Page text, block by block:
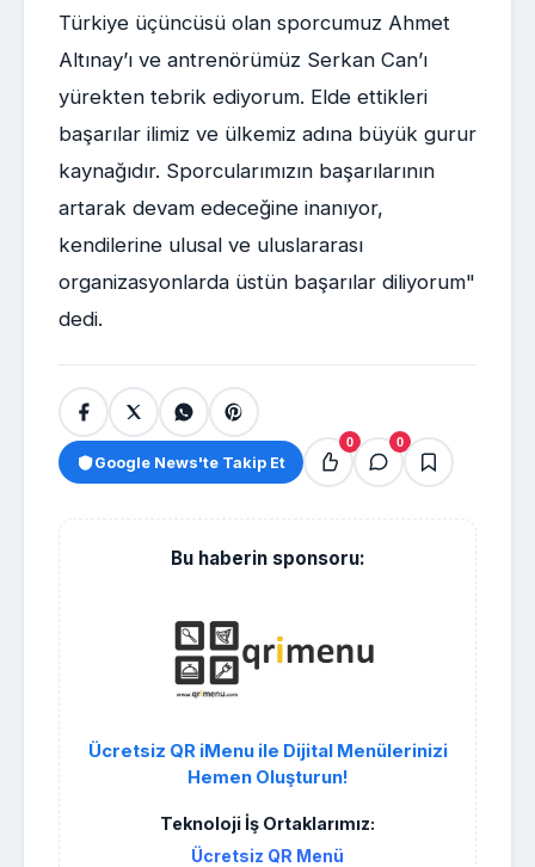
Türkiye üçüncüsü olan sporcumuz Ahmet
Altınay’ı ve antrenörümüz Serkan Can’ı
yürekten tebrik ediyorum. Elde ettikleri
başarılar ilimiz ve ülkemiz adına büyük gurur
kaynağıdır. Sporcularımızın başarılarının
artarak devam edeceğine inanıyor,
kendilerine ulusal ve uluslararası
organizasyonlarda üstün başarılar diliyorum"
dedi.
Google News'te Takip Et
0 0
Bu haberin sponsoru:
Ücretsiz QR iMenu ile Dijital Menülerinizi
Hemen Oluşturun!
Teknoloji İş Ortaklarımız:
Ücretsiz QR Menü